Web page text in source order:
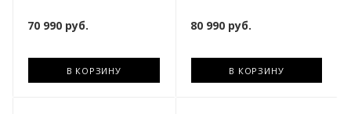
70 990 руб.
В КОРЗИНУ
80 990руб.
В КОРЗИНУ